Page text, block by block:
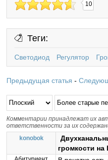
10
Теги:
Светодиод Регулятор
Предыдущая статья -
Комментарии принадлежат их
ответственности за их
konobok
громкости на